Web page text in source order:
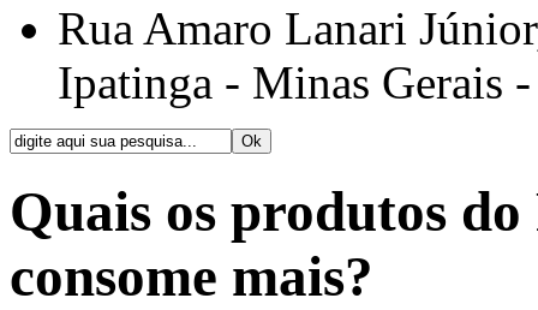
Rua Amaro Lanari
Ipatinga - Minas Gerais
Quais os produtos
consome mais?